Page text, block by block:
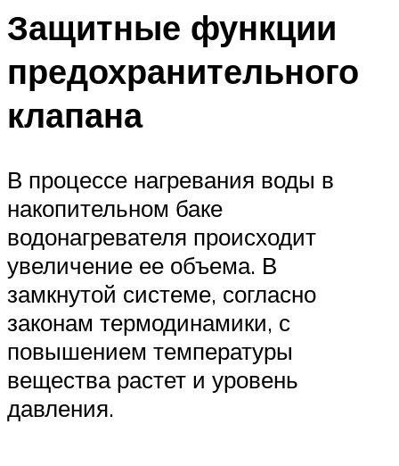
Защитные функции
предохранительного
клапана
В процессе нагревания воды в
накопительном баке
водонагревателя происходит
увеличение ее объема. В
замкнутой системе, согласно
законам термодинамики, с
повышением температуры
вещества растет и уровень
давления.